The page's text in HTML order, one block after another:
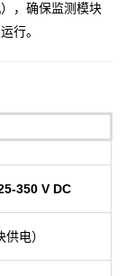
，确保监测模块
行。
350 V DC
电）